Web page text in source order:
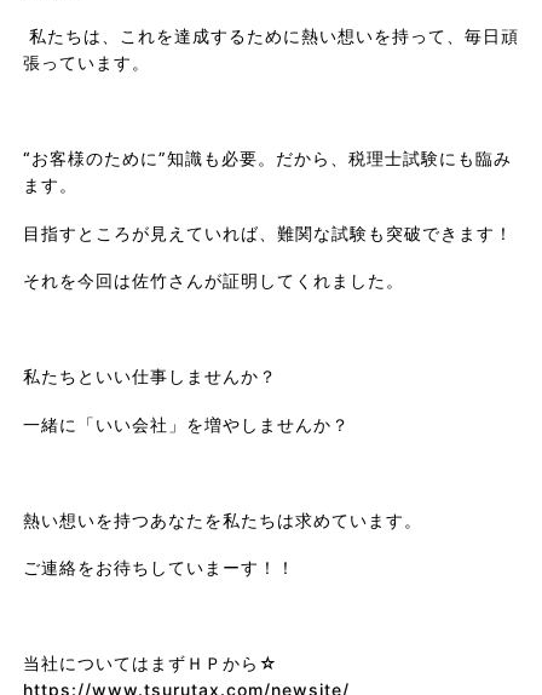
私たちは、これを達成するために熱い想いを持って、毎日頑
張っています。
“お客様のために”知識も必要。だから、税理士試験にも臨み
ます。
目指すところが見えていれば、難関な試験も突破できます！
それを今回は佐竹さんが証明してくれました。
私たちといい仕事しませんか？
一緒に「いい会社」を増やしませんか？
熱い想いを持つあなたを私たちは求めています。
ご連絡をお待ちしていまーす！！
当社についてはまずＨＰから☆
https://www.tsurutax.com/newsite/